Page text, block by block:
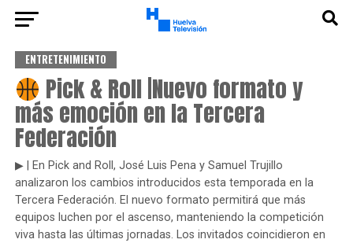
ENTRETENIMIENTO
Pick & Roll |Nuevo formato y
más emoción en la Tercera
Federación
▶ | En Pick and Roll, José Luis Pena y Samuel Trujillo
analizaron los cambios introducidos esta temporada en la
Tercera Federación. El nuevo formato permitirá que más
equipos luchen por el ascenso, manteniendo la competición
viva hasta las últimas jornadas. Los invitados coincidieron en